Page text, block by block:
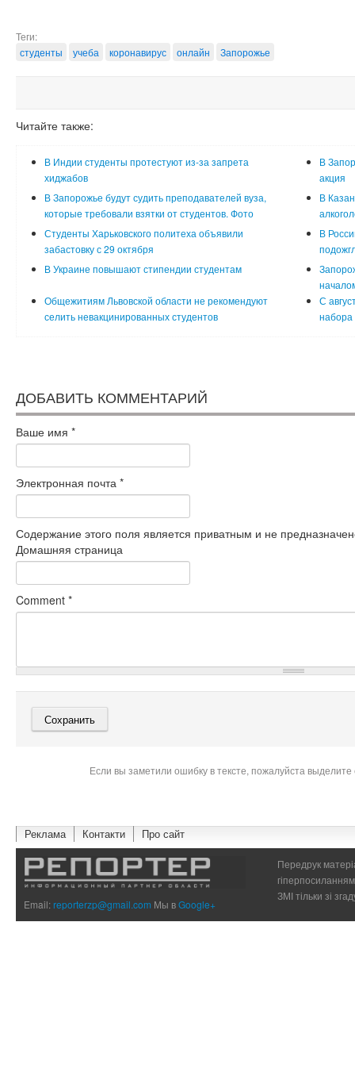
Теги:
студенты
учеба коронавирус онлайн Запорожье
Читайте также:
В Индии студенты протестуют из-за запрета
хиджабов
В
акция
В Запорожье будут судить преподавателей вуза,
которые требовали взятки от студентов. Фото
В
Студенты Харьковского политеха объявили
забастовку с 29 октября
В
В Украине повышают стипендии студентам
Общежитиям Львовской области не рекомендуют
селить невакцинированных студентов
С
набора
ДОБАВИТЬ КОММЕНТАРИЙ
Ваше имя *
Электронная почта *
Содержание этого поля является приватным и не
Домашняя страница
Comment *
Если вы заметили ошибку в тексте, пожалуйста
Реклама Контакти Про сайт
Email:reporterzp@gmail.com Мы вGoogle+
Передрук
ЗМІ тільки зі